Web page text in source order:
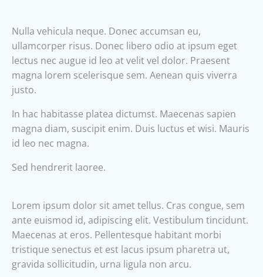
Nulla vehicula neque. Donec accumsan eu,
ullamcorper risus. Donec libero odio at ipsum eget
lectus nec augue id leo at velit vel dolor. Praesent
magna lorem scelerisque sem. Aenean quis viverra
justo.
In hac habitasse platea dictumst. Maecenas sapien
magna diam, suscipit enim. Duis luctus et wisi. Mauris
id leo nec magna.
Sed hendrerit laoree.
Lorem ipsum dolor sit amet tellus. Cras congue, sem
ante euismod id, adipiscing elit. Vestibulum tincidunt.
Maecenas at eros. Pellentesque habitant morbi
tristique senectus et est lacus ipsum pharetra ut,
gravida sollicitudin, urna ligula non arcu.